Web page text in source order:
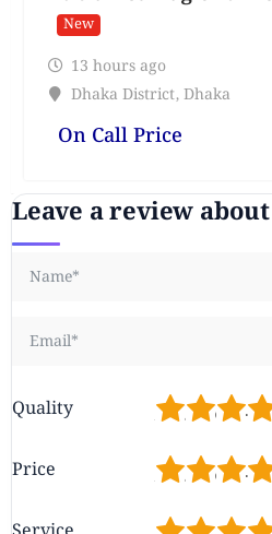
New
13 hours ago
Dhaka District, Dhaka
On Call Price
Leave a review
Quality 4
3
2
Price 4
3
2